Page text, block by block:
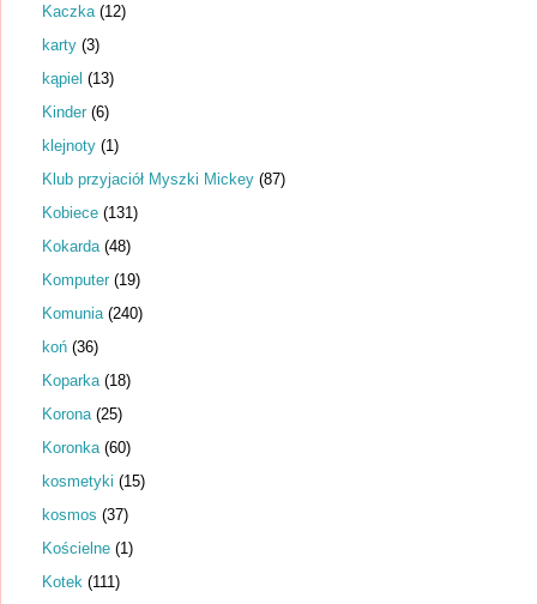
Kaczka (12)
karty (3)
kąpiel (13)
Kinder (6)
klejnoty (1)
Klub przyjaciół Myszki Mickey (87)
Kobiece (131)
Kokarda (48)
Komputer (19)
Komunia (240)
koń (36)
Koparka (18)
Korona (25)
Koronka (60)
kosmetyki (15)
kosmos (37)
Kościelne (1)
Kotek (111)